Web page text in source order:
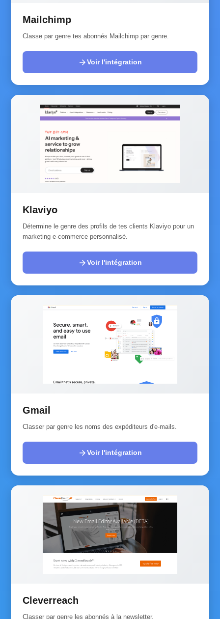
Mailchimp
Classe par genre tes abonnés Mailchimp par genre.
arrow_forwardVoir l'intégration
Klaviyo
Détermine le genre des profils de tes clients Klaviyo pour un
marketing e-commerce personnalisé.
arrow_forwardVoir l'intégration
Gmail
Classer par genre les noms des expéditeurs d'e-mails.
arrow_forwardVoir l'intégration
Cleverreach
Classer par genre les abonnés à la newsletter.